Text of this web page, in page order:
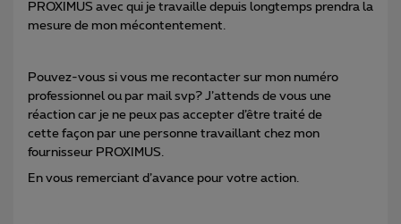
PROXIMUS avec qui je travaille depuis longtemps prendra la
mesure de mon mécontentement.
Pouvez-vous si vous me recontacter sur mon numéro
professionnel ou par mail svp? J’attends de vous une
réaction car je ne peux pas accepter d’être traité de
cette façon par une personne travaillant chez mon
fournisseur PROXIMUS.
En vous remerciant d’avance pour votre action.